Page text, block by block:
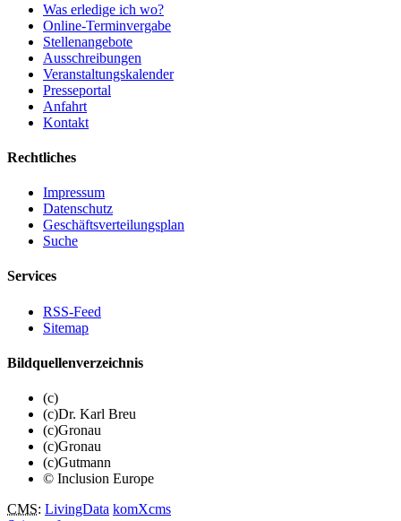
Was erledige ich wo?
Online-Terminvergabe
Stellenangebote
Ausschreibungen
Veranstaltungskalender
Presseportal
Anfahrt
Kontakt
Rechtliches
Impressum
Datenschutz
Geschäftsverteilungsplan
Suche
Services
RSS-Feed
Sitemap
Bildquellenverzeichnis
(c)
(c)Dr. Karl Breu
(c)Gronau
(c)Gronau
(c)Gutmann
© Inclusion Europe
CMS: LivingData komXcms